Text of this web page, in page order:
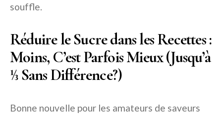
souffle.
Réduire le Sucre dans les Recettes :
Moins, C’est Parfois Mieux (Jusqu’à
1⁄3 Sans Différence?)
Bonne nouvelle pour les amateurs de saveurs